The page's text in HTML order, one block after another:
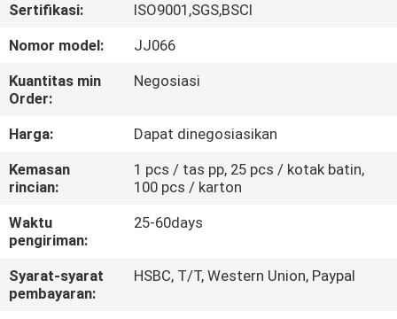
TUR
PABRIK
KONTROL
KUALITAS
HUBUNGI
KAMI
BERITA
Sertifikasi:
ISO9001,SGS,BSCI
Nomor model:
JJ066
Kuantitas min
Order:
Negosiasi
Harga:
Dapat dinegosiasikan
Kemasan
rincian:
1 pcs / tas pp, 25 pcs / kotak batin,
100 pcs / karton
Waktu
pengiriman:
25-60days
Syarat-syarat
pembayaran:
HSBC, T/T, Western Union, Paypal